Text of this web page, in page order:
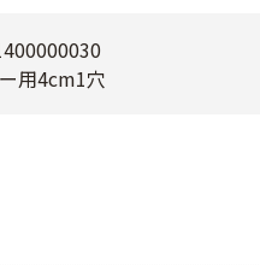
用4cm1穴